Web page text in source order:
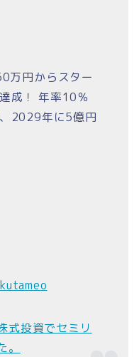
万円からスター
成！ 年率10％
2029年に5億円
式投資でセミリ